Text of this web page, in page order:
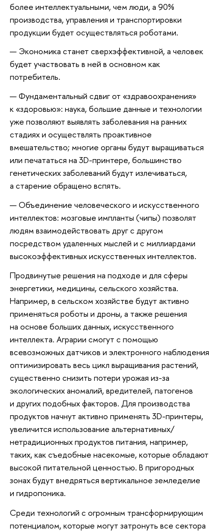
более интеллектуальными, чем люди, а 90%
производства, управления и транспортировки
продукции будет осуществляться роботами.
Экономика станет сверхэффективной, а человек
будет участвовать в ней в основном как
потребитель.
Фундаментальный сдвиг от «здравоохранения»
к «здоровью»: наука, большие данные и технологии
уже позволяют выявлять заболевания на ранних
стадиях и осуществлять проактивное
вмешательство; многие органы будут выращиваться
или печататься на 3D-принтере, большинство
генетических заболеваний будут излечиваться,
а старение обращено вспять.
Объединение человеческого и искусственного
интеллектов: мозговые импланты (чипы) позволят
людям взаимодействовать друг с другом
посредством удаленных мыслей и с миллиардами
высокоэффективных искусственных интеллектов.
Продвинутые решения на подходе и для сферы
энергетики, медицины, сельского хозяйства.
Например, в сельском хозяйстве будут активно
применяться роботы и дроны, а также решения
на основе больших данных, искусственного
интеллекта. Аграрии смогут с помощью
всевозможных датчиков и электронного наблюдения
оптимизировать весь цикл выращивания растений,
существенно снизить потери урожая из-за
экологических аномалий, вредителей, патогенов
и других подобных факторов. Для производства
продуктов начнут активно применять 3D-принтеры,
увеличится использование альтернативных/
нетрадиционных продуктов питания, например,
таких, как съедобные насекомые, которые обладают
высокой питательной ценностью. В пригородных
зонах будут внедряться вертикальное земледелие
и гидропоника.
Среди технологий с огромным трансформирующим
потенциалом, которые могут затронуть все сектора